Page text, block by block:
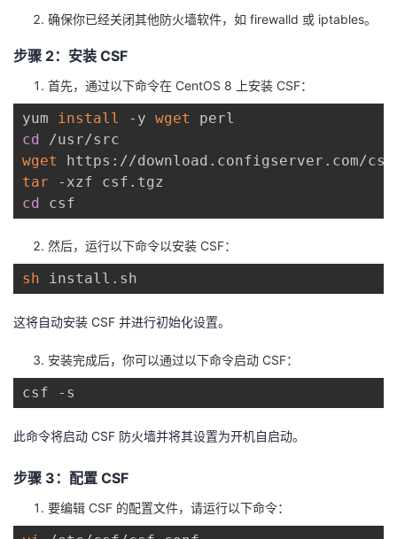
坛
圈
子
的
直
播
我
的
活
动
我
的
关
注
的
课
程
我
的
认
证
我
的
实
验
我
的
收
藏
技
术
支
持
的
云
声
建
议
确保你已经关闭其他防火墙软件，如 firewalld 或 iptables。
步骤 2：安装 CSF
首先，通过以下命令在 CentOS 8 上安装 CSF：
yum install -y wget
cd
wget
tar
cd
然后，运行以下命令以安装 CSF：
sh
这将自动安装 CSF 并进行初始化设置。
安装完成后，你可以通过以下命令启动 CSF：
此命令将启动 CSF 防火墙并将其设置为开机自启动。
步骤 3：配置 CSF
要编辑 CSF 的配置文件，请运行以下命令：